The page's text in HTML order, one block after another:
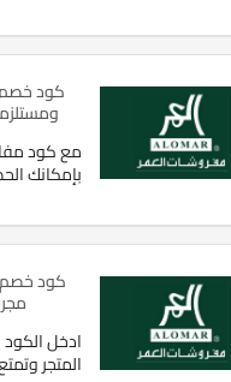
كود خصم
مع كود
بإمكانك
ادخل
المتجر